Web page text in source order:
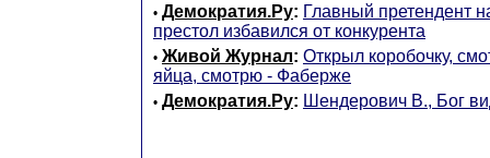
• Демократия.Ру: Главный претендент
престол избавился от конкурента
• Живой Журнал: Открыл коробочку,
яйца, смотрю - Фаберже
• Демократия.Ру: Шендерович В., Бог